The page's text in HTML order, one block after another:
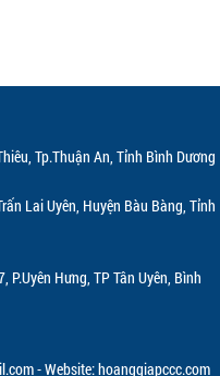
Tp.Thuận An, Tỉnh Bình Dương
Lai Uyên, Huyện Bàu Bàng, Tỉnh
P.Uyên Hưng, TP Tân Uyên, Bình
- Website: hoanggiapccc.com